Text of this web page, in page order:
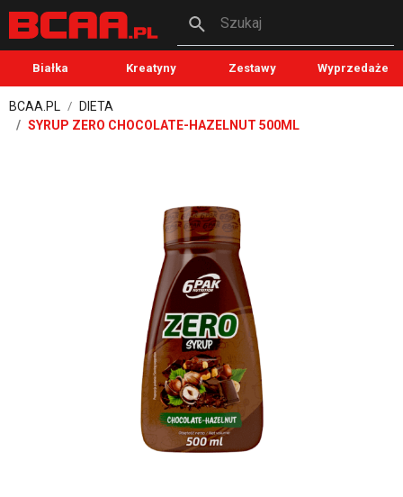
Szukaj
Białka Kreatyny Zestawy Wyprzedaże
BCAA.PL
DIETA
SYRUP ZERO CHOCOLATE-HAZELNUT 500ML